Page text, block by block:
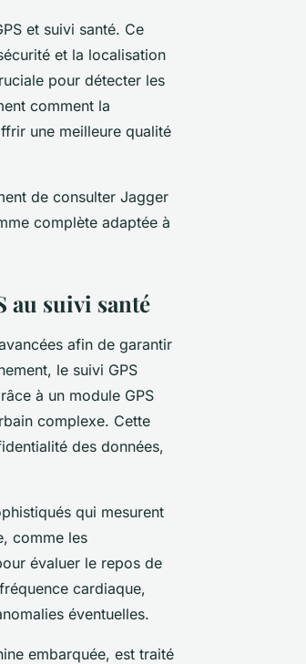
et suivi santé. Ce
et la localisation
pour détecter les
comment la
une meilleure qualité
de consulter Jagger
complète adaptée à
au suivi santé
afin de garantir
le suivi GPS
à un module GPS
complexe. Cette
des données,
qui mesurent
comme les
évaluer le repos de
cardiaque,
éventuelles.
embarquée, est traité